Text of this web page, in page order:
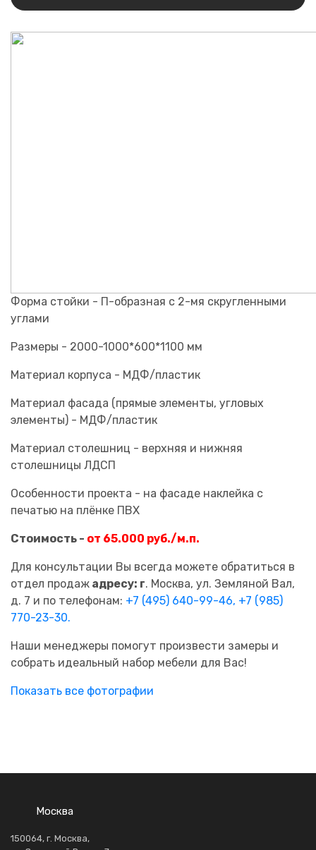
Форма стойки - П-образная с 2-мя скругленными
углами
Размеры - 2000-1000*600*1100 мм
Материал корпуса - МДФ/пластик
Материал фасада (прямые элементы, угловых
элементы) - МДФ/пластик
Материал столешниц - верхняя и нижняя
столешницы ЛДСП
Особенности проекта - на фасаде наклейка с
печатью на плёнке ПВХ
Стоимость - от 65.000 руб./м.п.
Для консультации Вы всегда можете обратиться в
отдел продаж адресу: г. Москва, ул. Земляной Вал,
д. 7 и по телефонам: +7 (495) 640-99-46, +7 (985)
770-23-30.
Наши менеджеры помогут произвести замеры и
собрать идеальный набор мебели для Вас!
Показать все фотографии
Москва
150064, г. Москва,